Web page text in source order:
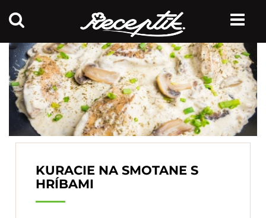
KURACIE NA SMOTANE S
HRÍBAMI